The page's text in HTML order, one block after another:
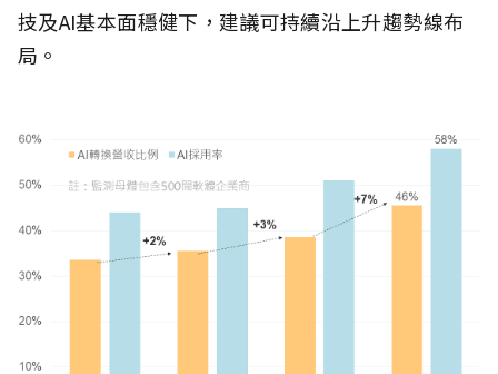
技及AI基本面穩健下，建議可持續沿上升趨勢線布
局。